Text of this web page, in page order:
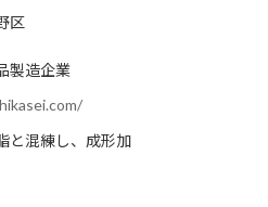
区
製造企業
と混練し、成形加